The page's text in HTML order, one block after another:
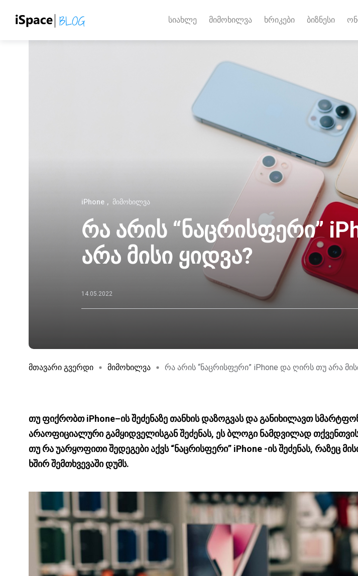
სიახლე მიმოხილვა ხრიკები ბიზნესი
iPhone მიმოხილვა
რა არის “ნაცრისფერი”
არა მისი ყიდვა?
14.05.2022
მთავარი გვერდი მიმოხილვა რა არის “ნაცრისფერი” iPhone და ღირს თუ არა
თუ ფიქრობთ iPhone–ის შეძენაზე თანხის დაზოგვას და განიხილავთ
არაოფიციალური გამყიდველისგან შეძენას, ეს ბლოგი ნამდვილად
თუ რა უარყოფითი შედეგები აქვს “ნაცრისფერი” iPhone -ის შეძენას, რაზეც
ხშირ შემთხვევაში დუმს.